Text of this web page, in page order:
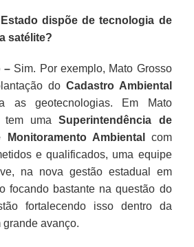
Estado dispõe de tecnologia de
satélite?
– Sim. Por exemplo, Mato Grosso
do Cadastro Ambiental
as geotecnologias. Em Mato
tem umaSuperintendência de
Monitoramento Ambiental
com
e qualificados, uma equipe
na nova gestão estadual em
focando bastante na questão do
fortalecendo isso dentro da
grande avanço.